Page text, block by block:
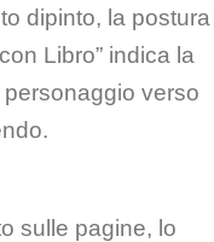
dipinto, la postura
Libro” indica la
verso
sulle pagine, lo